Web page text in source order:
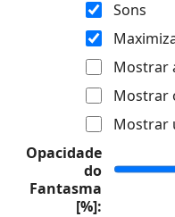
Sons
Mostrar
Mostrar
Mostrar
Opacidade
do
Fantasma
[%]